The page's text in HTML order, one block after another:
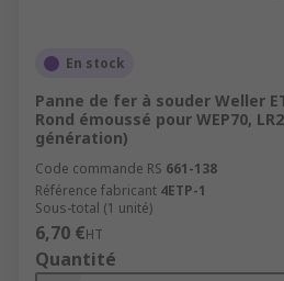
En stock
Panne de fer à souder Weller
Rond émoussé pour WEP70,
génération)
Code commande RS 661-138
Référence fabricant 4ETP-1
Sous-total (1 unité)
6,70 €HT
Quantité